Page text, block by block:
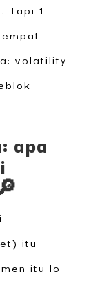
. Tapi 1
volatility
apa
itu
itu lo